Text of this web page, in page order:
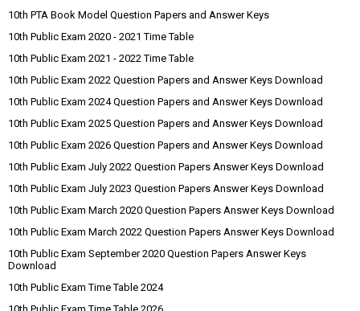
10th PTA Book Model Question Papers and Answer Keys
10th Public Exam 2020 - 2021 Time Table
10th Public Exam 2021 - 2022 Time Table
10th Public Exam 2022 Question Papers and Answer Keys Download
10th Public Exam 2024 Question Papers and Answer Keys Download
10th Public Exam 2025 Question Papers and Answer Keys Download
10th Public Exam 2026 Question Papers and Answer Keys Download
10th Public Exam July 2022 Question Papers Answer Keys Download
10th Public Exam July 2023 Question Papers Answer Keys Download
10th Public Exam March 2020 Question Papers Answer Keys Download
10th Public Exam March 2022 Question Papers Answer Keys Download
10th Public Exam September 2020 Question Papers Answer Keys
Download
10th Public Exam Time Table 2024